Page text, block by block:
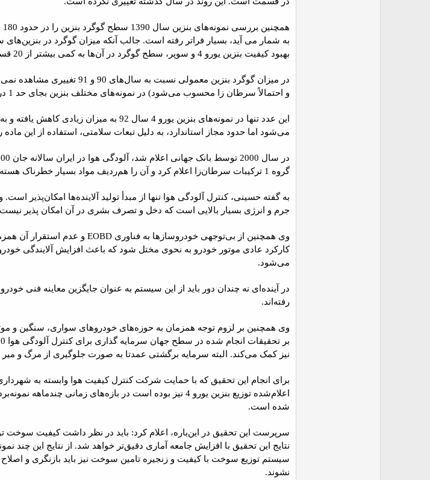
بهبود کیفیت بنزین یورو 4 و سوپر، سطح گوگرد در آن‌ها به کمی بیشتر از 20 قسمت در میلیون می‌رسد که البته این میزان نیز حداقل 2 برابر میزان استاندارد است.
در میزان گوگرد بنزین
و احتمالاً سرطان زا محسوب می‌شود) در نمونه‌های مختلف بنزین بجای حد 1 درصد حجمی استاندارد بین 1.8 تا 2.9 درصد حجمی نوسان می‌کند.
این عدد تنها در نمونه‌های بنزین یورو 4
می‌شود اما حدود مجاز استاندارد، به دلیل تبعات سلامتی، استفاده از این
گروه 1 ترکیبات سرطان‌زا اعلام کرد و آن را هم‌ردیف مواد بسیار خطرناک هسته‌ای از قبیل پلوتونیوم به عنوان موادی که بدون شک سرطان‌زا هستند، قرار دارد.
به گفته حسینی، کنترل آلودگی هوا تنها از مبدأ تولید آلاینده‌ها امکان‌پذیر
جرم و انرژی بسیار بالایی است که دخل و تصرف بشری در آن امکان پذیر نیست و
کارکرد عادی موتور خودرو به نحوی مختل شود که باعث افزایش آلایندگی
می‌شود.
در آینده‌ای نه چندان دور باید از این سیستم به عنوان جایگزین معاینه فنی
رفته‌اند.
وی همچنین بر لزوم توجه همزمان به حوزه‌های خودروهای سواری، سنگین و
نیز کمک می‌کند. البته سرمایه برگشتی عمدتا به صورت جلوگیری از مرگ و
اعلام‌شده توزیع بنزین یورو 4 نیز بوده است در بازه‌های
شده است.
سرپرست این تحقیق در این‌باره، اعلام کرد: باید در نظر داشت کیفیت سوخت
نتایج این تحقیق با افزایش جامعه آماری دقیق‌تر خواهد شد. از نتایج این
سیستم توزیع سوخت با کیفیت و زنجیره تامین سوخت نیز باید بازنگری و
نشوند.